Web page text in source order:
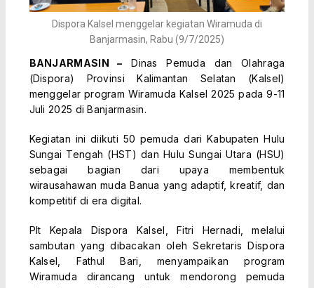
Dispora Kalsel menggelar kegiatan Wiramuda di
Banjarmasin, Rabu (9/7/2025)
BANJARMASIN – Dinas Pemuda dan Olahraga
(Dispora) Provinsi Kalimantan Selatan (Kalsel)
menggelar program Wiramuda Kalsel 2025 pada 9-11
Juli 2025 di Banjarmasin.
Kegiatan ini diikuti 50 pemuda dari Kabupaten Hulu
Sungai Tengah (HST) dan Hulu Sungai Utara (HSU)
sebagai bagian dari upaya membentuk
wirausahawan muda Banua yang adaptif, kreatif, dan
kompetitif di era digital.
Plt Kepala Dispora Kalsel, Fitri Hernadi, melalui
sambutan yang dibacakan oleh Sekretaris Dispora
Kalsel, Fathul Bari, menyampaikan program
Wiramuda dirancang untuk mendorong pemuda